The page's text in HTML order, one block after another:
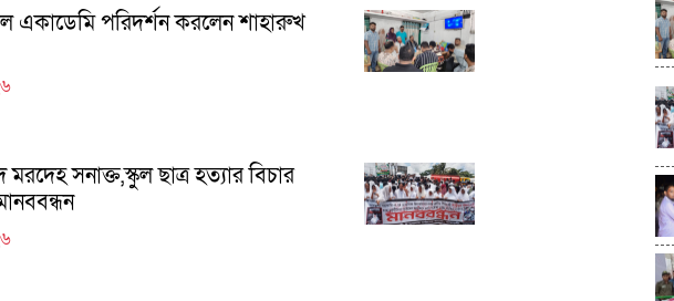
একাডেমি পরিদর্শন করলেন শাহারুখ
সনাক্ত,স্কুল ছাত্র হত্যার বিচার